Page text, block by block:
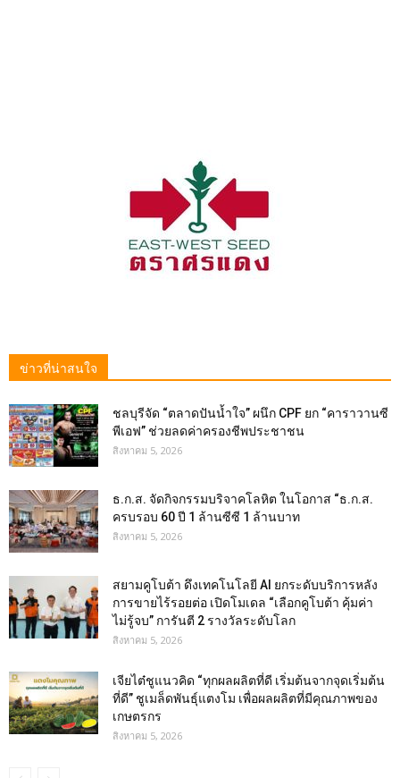
ข่าวที่น่าสนใจ
ชลบุรีจัด “ตลาดปันน้ำใจ” ผนึก CPF ยก “คาราวานซี
พีเอฟ” ช่วยลดค่าครองชีพประชาชน
สิงหาคม 5, 2026
ธ.ก.ส. จัดกิจกรรมบริจาคโลหิต ในโอกาส “ธ.ก.ส.
ครบรอบ 60 ปี 1 ล้านซีซี 1 ล้านบาท
สิงหาคม 5, 2026
สยามคูโบต้า ดึงเทคโนโลยี AI ยกระดับบริการหลัง
การขายไร้รอยต่อ เปิดโมเดล “เลือกคูโบต้า คุ้มค่า
ไม่รู้จบ” การันตี 2 รางวัลระดับโลก
สิงหาคม 5, 2026
เจียไต๋ชูแนวคิด “ทุกผลผลิตที่ดี เริ่มต้นจากจุดเริ่มต้น
ที่ดี” ชูเมล็ดพันธุ์แตงโม เพื่อผลผลิตที่มีคุณภาพของ
เกษตรกร
สิงหาคม 5, 2026